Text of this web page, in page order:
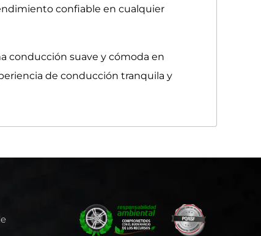
confiable en cualquier
conducción suave y cómoda en
de conducción tranquila y